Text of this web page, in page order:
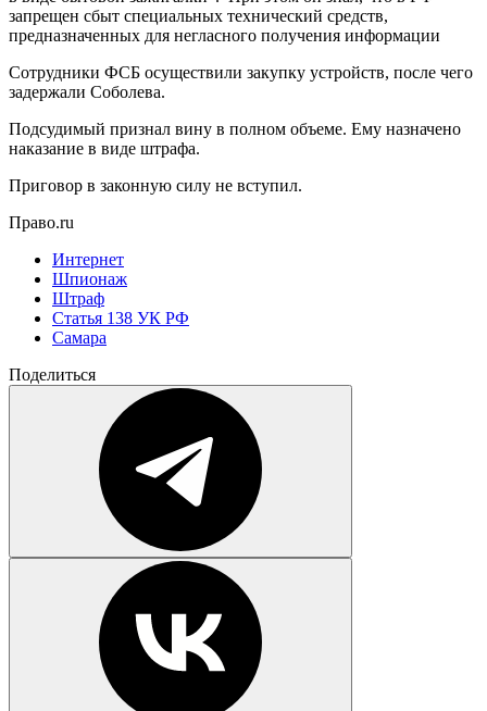
запрещен сбыт специальных технический средств,
предназначенных для негласного получения информации
Сотрудники ФСБ осуществили закупку устройств, после чего
задержали Соболева.
Подсудимый признал вину в полном объеме. Ему назначено
наказание в виде штрафа.
Приговор в законную силу не вступил.
Право.ru
Интернет
Шпионаж
Штраф
Статья 138 УК РФ
Самара
Поделиться